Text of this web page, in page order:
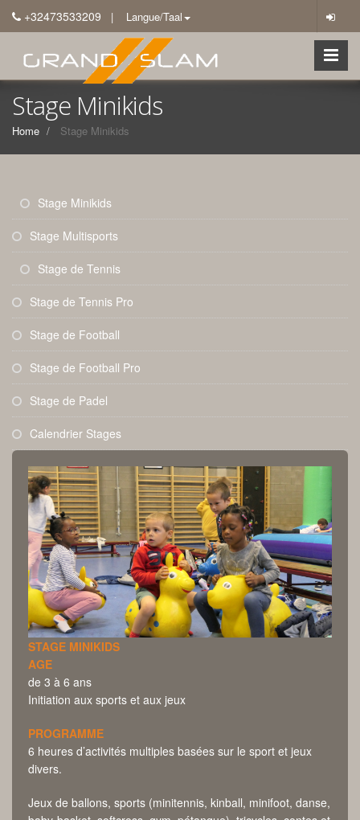
+32473533209 | Langue/Taal
Stage Minikids
Home Stage Minikids
Stage Minikids
Stage Multisports
Stage de Tennis
Stage de Tennis Pro
Stage de Football
Stage de Football Pro
Stage de Padel
Calendrier Stages
STAGE MINIKIDS
AGE
de 3 à 6 ans
Initiation aux sports et aux jeux
PROGRAMME
6 heures d’activités multiples basées sur le sport et jeux
divers.
Jeux de ballons, sports (minitennis, kinball, minifoot, danse,